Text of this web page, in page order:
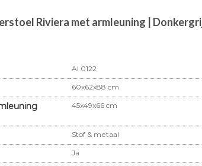
Riviera met armleuning |
AI 0122
60x62x88 cm
45x49x66 cm
Stof & metaal
Ja